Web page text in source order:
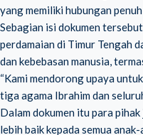
yang memiliki hubungan
Sebagian isi dokumen
perdamaian di Timur Tengah
dan kebebasan manusia,
“Kami mendorong upaya
tiga agama Ibrahim dan
Dalam dokumen itu para
lebih baik kepada semua